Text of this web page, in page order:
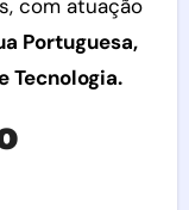
com atuação
Portuguesa,
Tecnologia.